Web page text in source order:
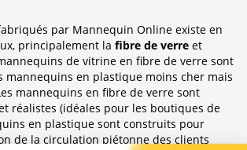
par Mannequin Online existe en
principalement la fibre de verre et
de vitrine en fibre de verre sont
mannequins en plastique moins cher mais
mannequins en fibre de verre sont
réalistes (idéales pour les boutiques de
en plastique sont construits pour
de la circulation piétonne des clients